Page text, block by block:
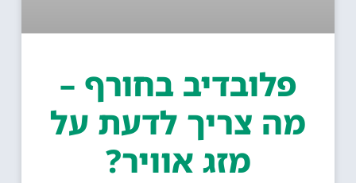
פלובדיב בחורף –
מה צריך לדעת על
מזג אוויר?